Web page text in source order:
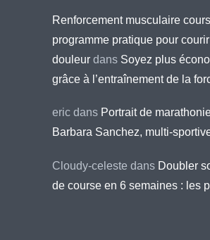
Renforcement musculaire
programme pratique pour
douleur dans Soyez plus
grâce à l’entraînement de la
eric dans Portrait de
Barbara Sanchez, multi-
Cloudy-celeste dans Doubler
de course en 6 semaines : les